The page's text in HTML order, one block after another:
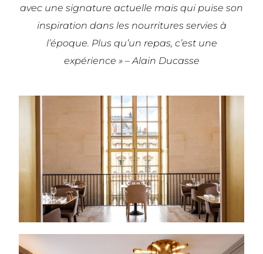
avec une signature actuelle mais qui puise son
inspiration dans les nourritures servies à
l’époque. Plus qu’un repas, c’est une
expérience » –Alain Ducasse